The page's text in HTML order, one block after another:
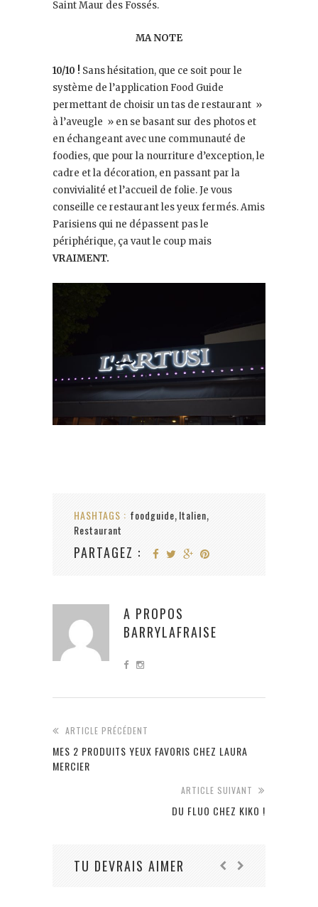
Saint Maur des Fossés.
MA NOTE
10/10 ! Sans hésitation, que ce soit pour le
système de l’application Food Guide
permettant de choisir un tas de restaurant »
à l’aveugle » en se basant sur des photos et
en échangeant avec une communauté de
foodies, que pour la nourriture d’exception, le
cadre et la décoration, en passant par la
convivialité et l’accueil de folie. Je vous
conseille ce restaurant les yeux fermés. Amis
Parisiens qui ne dépassent pas le
périphérique, ça vaut le coup mais
VRAIMENT.
HASHTAGS : foodguide, Italien,
Restaurant
PARTAGEZ :
A PROPOS
BARRYLAFRAISE
ARTICLE PRÉCÉDENT
MES 2 PRODUITS YEUX FAVORIS CHEZ LAURA
MERCIER
ARTICLE SUIVANT
DU FLUO CHEZ KIKO !
TU DEVRAIS AIMER